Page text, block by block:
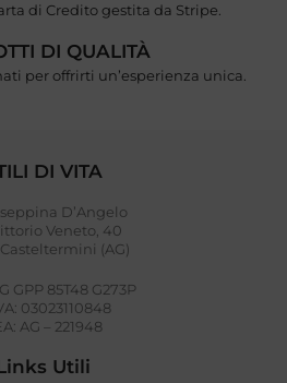
di Credito gestita da Stripe.
DI QUALITÀ
per offrirti un’esperienza unica.
DI VITA
D’Angelo
Veneto, 40
(AG)
GPP 85T48 G273P
03023110848
AG – 221948
Utili